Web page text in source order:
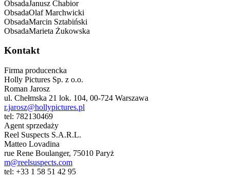
ObsadaJanusz Chabior
ObsadaOlaf Marchwicki
ObsadaMarcin Sztabiński
ObsadaMarieta Żukowska
Kontakt
Firma producencka
Holly Pictures Sp. z o.o.
Roman Jarosz
ul. Chełmska 21 lok. 104, 00-724 Warszawa
r.jarosz@hollypictures.pl
tel: 782130469
Agent sprzedaży
Reel Suspects S.A.R.L.
Matteo Lovadina
rue Rene Boulanger, 75010 Paryż
m@reelsuspects.com
tel: +33 1 58 51 42 95